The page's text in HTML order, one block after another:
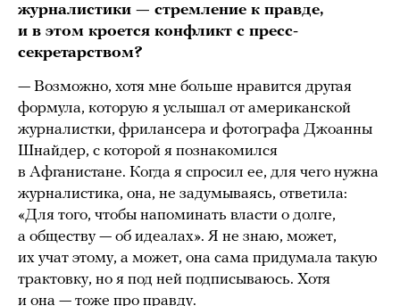
журналистики — стремление к правде,
и в этом кроется конфликт с пресс-
секретарством?
— Возможно, хотя мне больше нравится другая
формула, которую я услышал от американской
журналистки, фрилансера и фотографа Джоанны
Шнайдер, с которой я познакомился
в Афганистане. Когда я спросил ее, для чего нужна
журналистика, она, не задумываясь, ответила:
«Для того, чтобы напоминать власти о долге,
а обществу — об идеалах». Я не знаю, может,
их учат этому, а может, она сама придумала такую
трактовку, но я под ней подписываюсь. Хотя
и она — тоже про правду.